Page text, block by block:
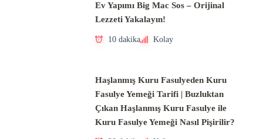
Ev Yapımı Big Mac Sos – Orijinal
Lezzeti Yakalayın!
10 dakika Kolay
Haşlanmış Kuru Fasulyeden Kuru
Fasulye Yemeği Tarifi | Buzluktan
Çıkan Haşlanmış Kuru Fasulye ile
Kuru Fasulye Yemeği Nasıl Pişirilir?